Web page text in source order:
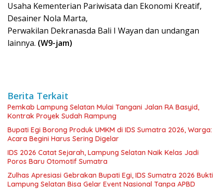
Usaha Kementerian Pariwisata dan Ekonomi Kreatif,
Desainer Nola Marta,
Perwakilan Dekranasda Bali I Wayan dan undangan
lainnya. (W9-jam)
Berita Terkait
Pemkab Lampung Selatan Mulai Tangani Jalan RA Basyid,
Kontrak Proyek Sudah Rampung
Bupati Egi Borong Produk UMKM di IDS Sumatra 2026, Warga:
Acara Begini Harus Sering Digelar
IDS 2026 Catat Sejarah, Lampung Selatan Naik Kelas Jadi
Poros Baru Otomotif Sumatra
Zulhas Apresiasi Gebrakan Bupati Egi, IDS Sumatra 2026 Bukti
Lampung Selatan Bisa Gelar Event Nasional Tanpa APBD